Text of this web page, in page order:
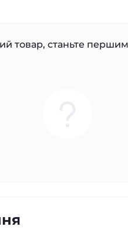
товар, станьте першим